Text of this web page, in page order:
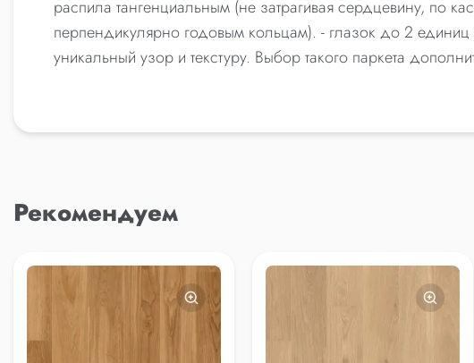
распила тангенциальным (не затрагивая сердцевину, по
перпендикулярно годовым кольцам). - глазок до 2
уникальный узор и текстуру. Выбор такого паркета
Рекомендуем